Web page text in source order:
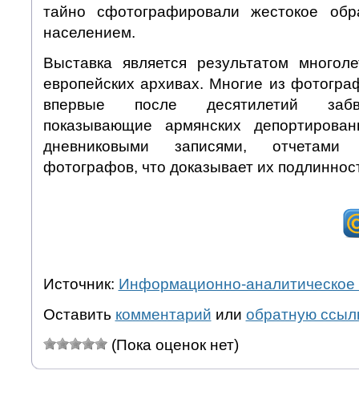
тайно сфотографировали жестокое
населением.
Выставка является результатом
европейских архивах. Многие из
впервые после десятилетий
показывающие армянских
дневниковыми записями,
фотографов, что доказывает их
Источник: Информационно-аналитическое
Оставить комментарий или обратную
(Пока оценок нет)